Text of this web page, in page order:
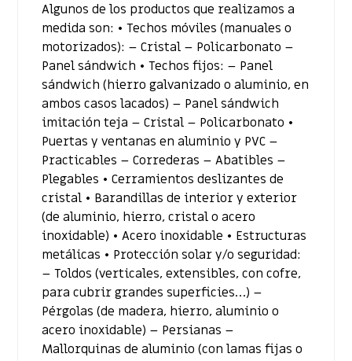
Algunos de los productos que realizamos a
medida son: • Techos móviles (manuales o
motorizados): – Cristal – Policarbonato –
Panel sándwich • Techos fijos: – Panel
sándwich (hierro galvanizado o aluminio, en
ambos casos lacados) – Panel sándwich
imitación teja – Cristal – Policarbonato •
Puertas y ventanas en aluminio y PVC –
Practicables – Correderas – Abatibles –
Plegables • Cerramientos deslizantes de
cristal • Barandillas de interior y exterior
(de aluminio, hierro, cristal o acero
inoxidable) • Acero inoxidable • Estructuras
metálicas • Protección solar y/o seguridad:
– Toldos (verticales, extensibles, con cofre,
para cubrir grandes superficies…) –
Pérgolas (de madera, hierro, aluminio o
acero inoxidable) – Persianas –
Mallorquinas de aluminio (con lamas fijas o